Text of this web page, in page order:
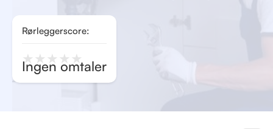
Rørleggerscore:
★ ★ ★ ★ ★
Ingen omtaler